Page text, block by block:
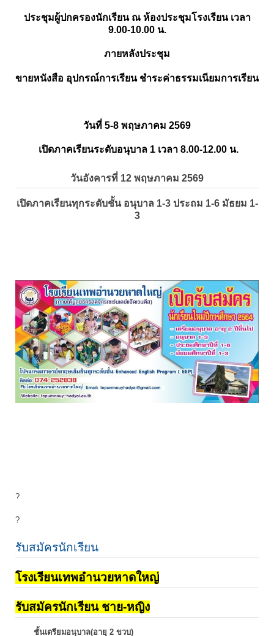
ประชุมผู้ปกครองนักเรียน ณ ห้องประชุมโรงเรียน เวลา
9.00-10.00 น.
ภายหลังประชุม
ขายหนังสือ อุปกรณ์การเรียน ชำระค่าธรรมเนียมการเรียน
วันที่ 5-8 พฤษภาคม 2569
เปิดภาคเรียนระดับอนุบาล 1 เวลา 8.00-12.00 น.
วันอังคารที่ 12 พฤษภาคม 2569
เปิดภาคเรียนทุกระดับชั้น อนุบาล 1-3 ประถม 1-6 มัธยม 1-
3
?
?
รับสมัครนักเรียน
โรงเรียนเทพอำนวยหาดใหญ่
รับสมัครนักเรียน ชาย-หญิง
ชั้นเตรียมอนุบาล(อายุ 2 ขวบ)